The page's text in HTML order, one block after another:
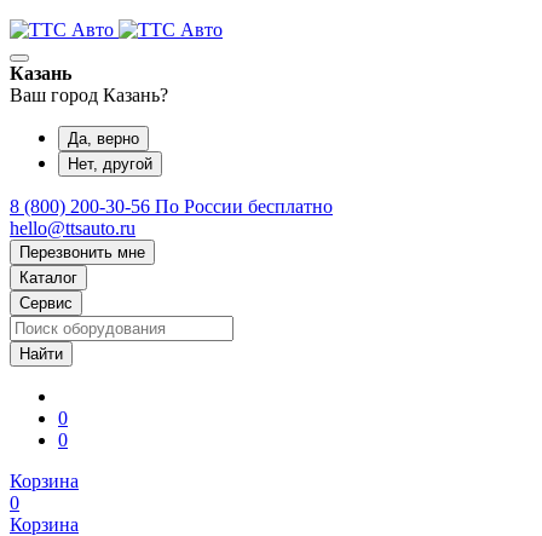
Казань
Ваш город Казань?
Да, верно
Нет, другой
8 (800) 200-30-56 По России бесплатно
hello@ttsauto.ru
Перезвонить мне
Каталог
Сервис
0
0
Корзина
0
Корзина